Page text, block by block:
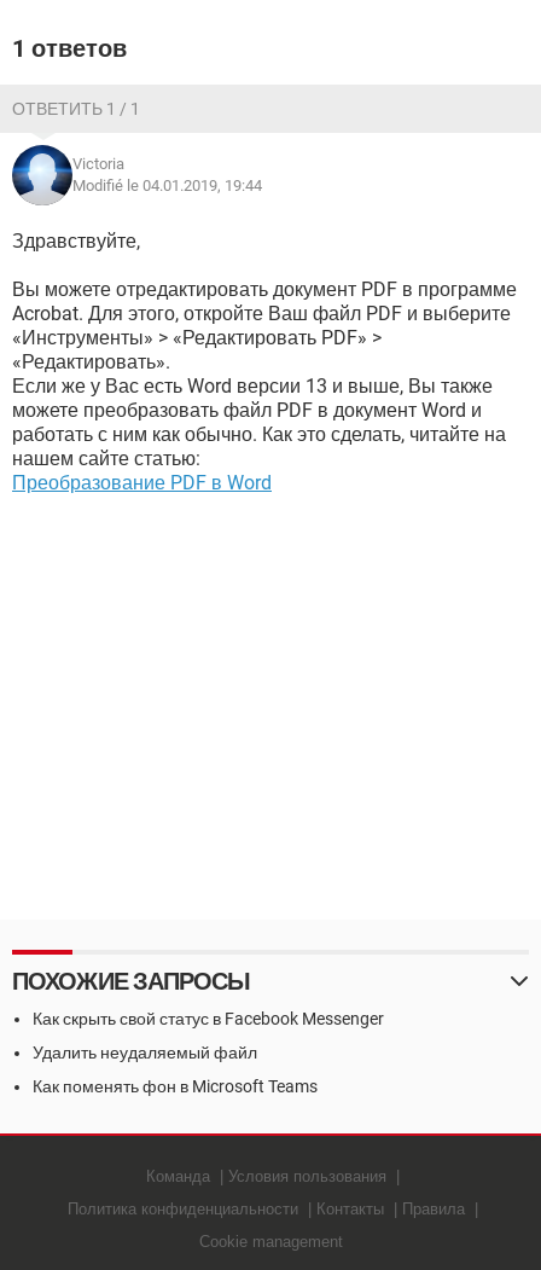
1 ответов
ОТВЕТИТЬ 1 / 1
Victoria
Modifié le 04.01.2019, 19:44
Здравствуйте,
Вы можете отредактировать документ PDF в программе
Acrobat. Для этого, откройте Ваш файл PDF и выберите
«Инструменты» > «Редактировать PDF» >
«Редактировать».
Если же у Вас есть Word версии 13 и выше, Вы также
можете преобразовать файл PDF в документ Word и
работать с ним как обычно. Как это сделать, читайте на
нашем сайте статью:
Преобразование PDF в Word
ПОХОЖИЕ ЗАПРОСЫ
Как скрыть свой статус в Facebook Messenger
Удалить неудаляемый файл
Как поменять фон в Microsoft Teams
Команда
Условия пользования
Политика конфиденциальности
Контакты
Правила
Cookie management